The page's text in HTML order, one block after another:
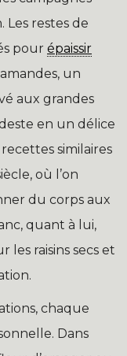
Les restes de
pour épaissir
un
aux grandes
en un délice
similaires
où l’on
du corps aux
quant à lui,
raisins secs et
chaque
Dans